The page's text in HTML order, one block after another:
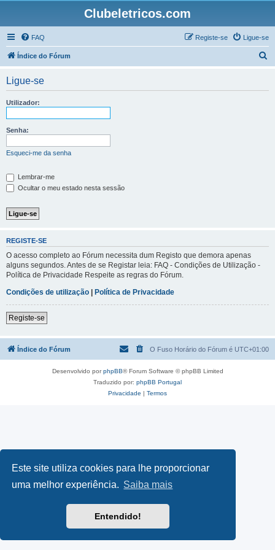
Este site utiliza cookies para lhe proporcionar
uma melhor experiência. Saiba mais
Entendido!
Clubeletricos.com
FAQ Ligue-se
Registe-se
Índice do Fórum
Ligue-se
Utilizador:
Senha:
Esqueci-me da senha
Lembrar-me
Ocultar o meu estado nesta sessão
REGISTE-SE
O acesso completo ao Fórum necessita dum Registo que demora apenas
alguns segundos. Antes de se Registar leia: FAQ - Condições de Utilização -
Política de Privacidade Respeite as regras do Fórum.
Condições de utilização | Política de Privacidade
Registe-se
Índice do Fórum O Fuso Horário do Fórum é UTC+01:00
Desenvolvido porphpBB® Forum Software © phpBB Limited
Traduzido por: phpBB Portugal
Privacidade | Termos